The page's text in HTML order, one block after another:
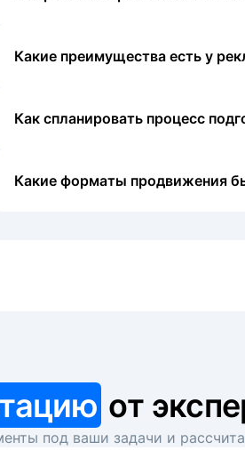
Какие преимущества есть у
Как спланировать процесс
Какие форматы продвижения
от
под ваши задачи и